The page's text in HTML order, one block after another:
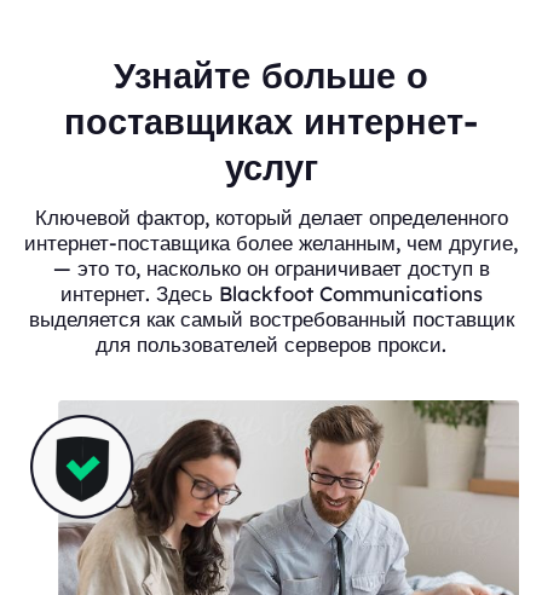
Узнайте больше о
поставщиках интернет-
услуг
Ключевой фактор, который делает определенного
интернет-поставщика более желанным, чем другие,
— это то, насколько он ограничивает доступ в
интернет. Здесь Blackfoot Communications
выделяется как самый востребованный поставщик
для пользователей серверов прокси.